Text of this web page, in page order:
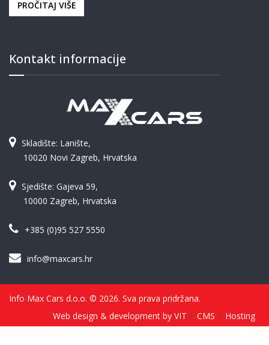
PROČITAJ VIŠE
Kontakt informacije
Skladište: Lanište,
10020 Novi Zagreb, Hrvatska
Sjedište: Gajeva 59,
10000 Zagreb, Hrvatska
+385 (0)95 527 5550
info@maxcars.hr
Info Max Cars d.o.o. © 2026. Sva prava pridržana.
Web design & development by VIT
CMS Hosting